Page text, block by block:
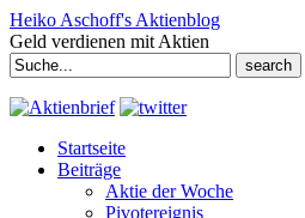
Heiko Aschoff's Aktienblog
Geld verdienen mit Aktien
Search
for:
Startseite
Beiträge
Aktie der Woche
Pivotereignis